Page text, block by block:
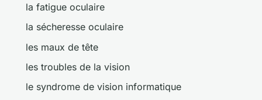
la fatigue oculaire
la sécheresse oculaire
les maux de tête
les troubles de la vision
le syndrome de vision informatique